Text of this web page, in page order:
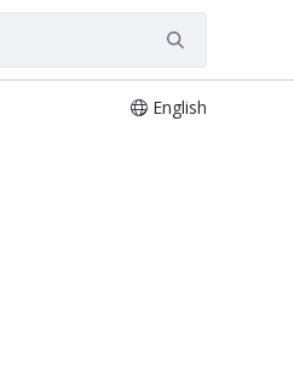
English